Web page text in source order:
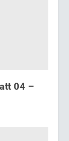
04 –